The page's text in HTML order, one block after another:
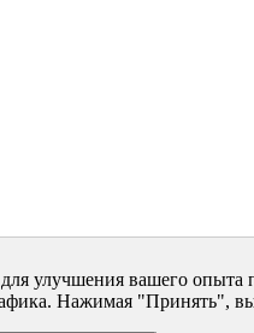
улучшения вашего опыта
Нажимая "Принять",